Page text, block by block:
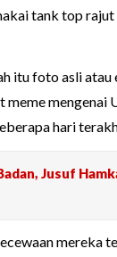
tank top
itu foto asli atau
mengenai
hari
Jusuf
mereka